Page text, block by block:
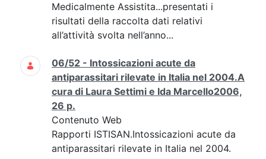
Medicalmente Assistita...presentati i
risultati della raccolta dati relativi
all’attività svolta nell’anno...
06/52 - Intossicazioni acute da
antiparassitari rilevate in Italia nel 2004.A
cura di Laura Settimi e Ida Marcello2006,
26 p.
Contenuto Web
Rapporti ISTISAN.Intossicazioni acute da
antiparassitari rilevate in Italia nel 2004.